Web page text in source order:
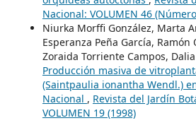
Nacional: VOLUMEN 46
Niurka Morffi González, Marta
Esperanza Peña García,
Zoraida Torriente Campos,
Producción masiva de
(Saintpaulia ionantha Wendl.)
Nacional , Revista del Jardín
VOLUMEN 19 (1998)